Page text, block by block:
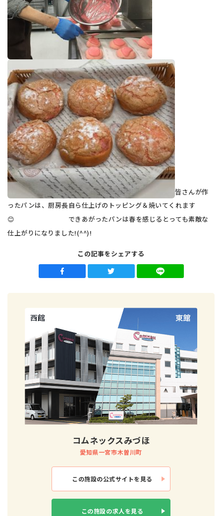
皆さんが作
ったパンは、厨房長自ら仕上げのトッピング＆焼いてくれます
😊 できあがったパンは春を感じるとっても素敵な
仕上がりになりました!(^^)!
この記事をシェアする
コムネックスみづほ
愛知県一宮市木曽川町
この施設の公式サイトを見る
この施設の求人を見る